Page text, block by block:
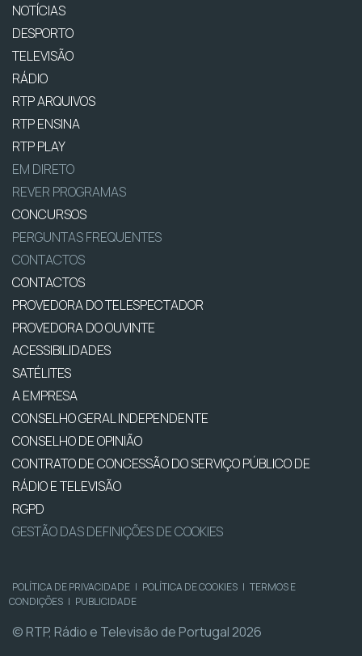
NOTÍCIAS
DESPORTO
TELEVISÃO
RÁDIO
RTP ARQUIVOS
RTP ENSINA
RTP PLAY
EM DIRETO
REVER PROGRAMAS
CONCURSOS
PERGUNTAS FREQUENTES
CONTACTOS
CONTACTOS
PROVEDORA DO TELESPECTADOR
PROVEDORA DO OUVINTE
ACESSIBILIDADES
SATÉLITES
A EMPRESA
CONSELHO GERAL INDEPENDENTE
CONSELHO DE OPINIÃO
CONTRATO DE CONCESSÃO DO SERVIÇO PÚBLICO DE
RÁDIO E TELEVISÃO
RGPD
GESTÃO DAS DEFINIÇÕES DE COOKIES
POLÍTICA DE PRIVACIDADE | POLÍTICA DE COOKIES | TERMOS E
CONDIÇÕES | PUBLICIDADE
© RTP, Rádio e Televisão de Portugal 2026